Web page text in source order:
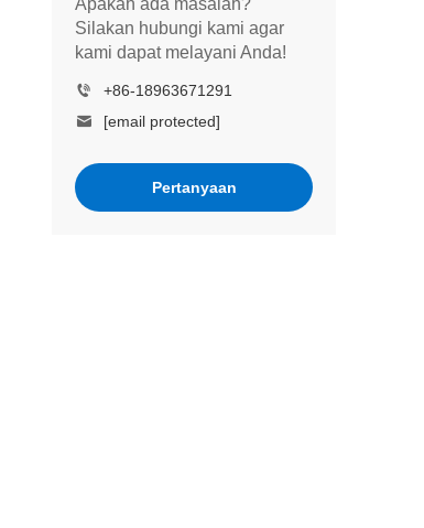
Apakah ada masalah?
Silakan hubungi kami agar
kami dapat melayani Anda!
+86-18963671291
[email protected]
Pertanyaan